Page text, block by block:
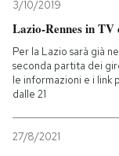
3/10/2019
Lazio-Rennes in TV
Per la Lazio sarà già
seconda partita dei
le informazioni e i link
dalle 21
27/8/2021